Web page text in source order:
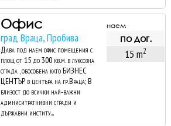
Офис
град Враца, Пробива
Дава под наем офис помещения с
площ от 15 до 300 кв.м. в луксозна
сграда , обособена като БИЗНЕС
ЦЕНТЪР в центъра на гр.Враца; В
близост до всички най-важни
адмниситратнивни сгради и
държавни институ...
наем
по дог.
15 m2